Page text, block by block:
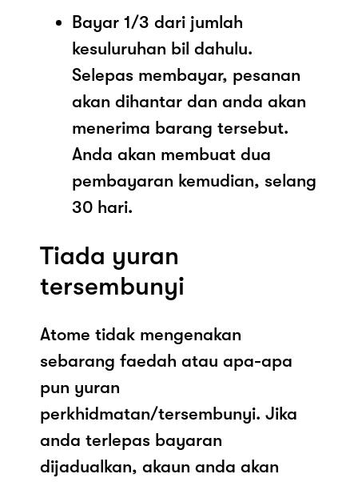
Bayar 1/3 dari jumlah
kesuluruhan bil dahulu.
Selepas membayar, pesanan
akan dihantar dan anda akan
menerima barang tersebut.
Anda akan membuat dua
pembayaran kemudian, selang
30 hari.
Tiada yuran
tersembunyi
Atome tidak mengenakan
sebarang faedah atau apa-apa
pun yuran
perkhidmatan/tersembunyi. Jika
anda terlepas bayaran
dijadualkan, akaun anda akan